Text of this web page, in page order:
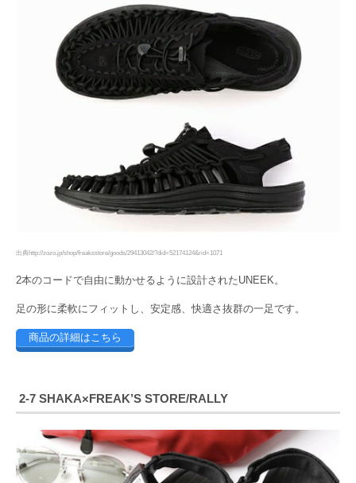
出典http://zozo.jp/shop/freaksstore/goods/29413042/?did=52174124&rid=1071
2本のコードで自由に動かせるように設計されたUNEEK。
足の形に柔軟にフィットし、安定感、快適さ抜群の一足です。
商品の詳細はこちら
2-7 SHAKA×FREAK’S STORE/RALLY